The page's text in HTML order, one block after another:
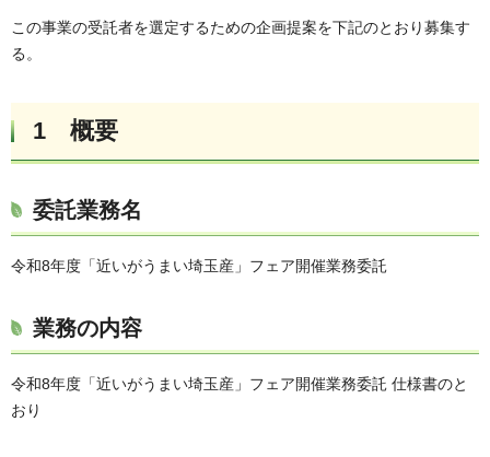
この事業の受託者を選定するための企画提案を下記のとおり募集す
る。
1 概要
委託業務名
令和8年度「近いがうまい埼玉産」フェア開催業務委託
業務の内容
令和8年度「近いがうまい埼玉産」フェア開催業務委託 仕様書のと
おり